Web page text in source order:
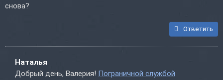
снова?
Ответить
Наталья
Добрый день, Валерия! Пограничной службой